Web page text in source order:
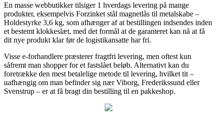
En masse webbutikker tilsiger 1 hverdags levering på mange
produkter, eksempelvis Forzinket stål magnetlås til metalskabe –
Holdestyrke 3,6 kg, som afhænger af at bestillingen indsendes inden
et bestemt klokkeslæt, med det formål at de garanteret kan nå at få
dit nye produkt klar før de logistikansatte har fri.
Visse e-forhandlere præsterer fragtfri levering, men oftest kun
såfremt man shopper for et fastslået beløb. Alternativt kan du
foretrække den mest betalelige metode til levering, hvilket tit –
uafhængig om man befinder sig nær Viborg, Frederikssund eller
Svenstrup – er at få bragt din bestilling til en pakkeshop.